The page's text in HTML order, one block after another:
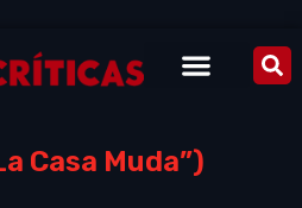
Casa Muda”)